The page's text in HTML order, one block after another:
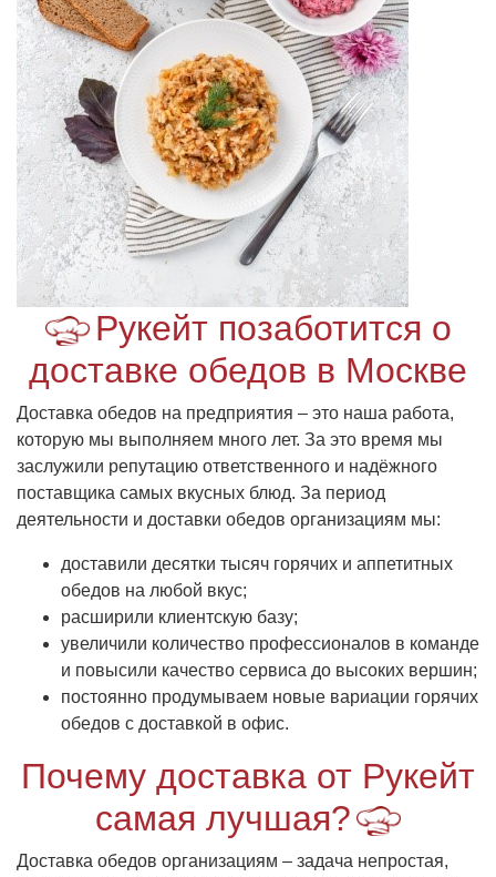
Рукейт позаботится о
доставке обедов в Москве
Доставка обедов на предприятия – это наша работа,
которую мы выполняем много лет. За это время мы
заслужили репутацию ответственного и надёжного
поставщика самых вкусных блюд. За период
деятельности и доставки обедов организациям мы:
доставили десятки тысяч горячих и аппетитных
обедов на любой вкус;
расширили клиентскую базу;
увеличили количество профессионалов в команде
и повысили качество сервиса до высоких вершин;
постоянно продумываем новые вариации горячих
обедов с доставкой в офис.
Почему доставка от Рукейт
самая лучшая?
Доставка обедов организациям – задача непростая,